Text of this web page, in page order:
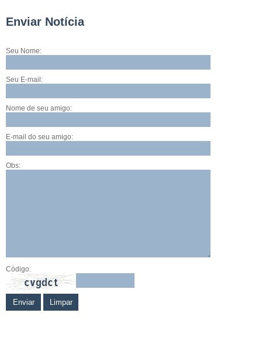
Enviar Notícia
Seu Nome:
Seu E-mail:
Nome de seu amigo:
E-mail do seu amigo:
Obs:
Código: